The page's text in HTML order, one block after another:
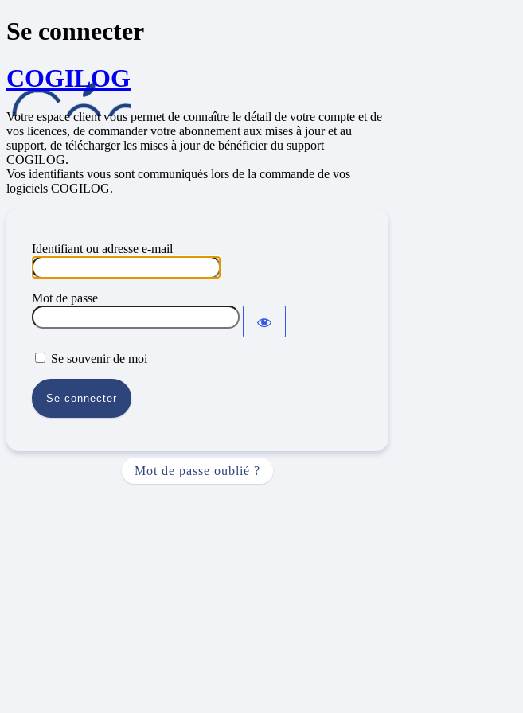
Se connecter
COGILOG
Votre espace client vous permet de connaître le détail de votre compte et de
vos licences, de commander votre abonnement aux mises à jour et au
support, de télécharger les mises à jour de bénéficier du support
COGILOG.
Vos identifiants vous sont communiqués lors de la commande de vos
logiciels COGILOG.
Identifiant ou adresse e-mail
Mot de passe
Se souvenir de moi
Mot de passe oublié ?